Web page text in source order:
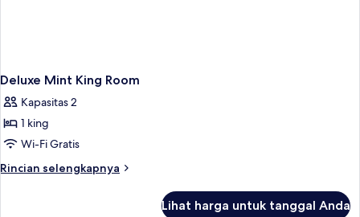
Deluxe Mint King Room
Kapasitas 2
1 king
Wi-Fi Gratis
Rincian selengkapnya
Rincian
Lihat harga untuk tanggal Anda